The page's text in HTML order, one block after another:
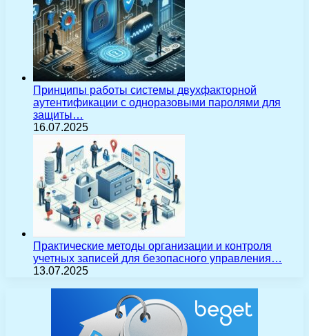
Принципы работы системы двухфакторной
аутентификации с одноразовыми паролями для
защиты…
16.07.2025
Практические методы организации и контроля
учетных записей для безопасного управления…
13.07.2025